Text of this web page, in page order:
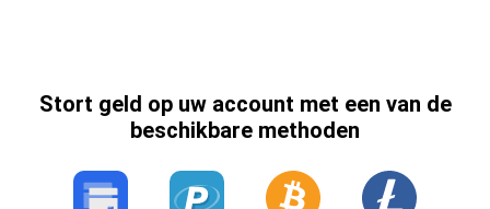
Stort geld op uw account met een van de
beschikbare methoden